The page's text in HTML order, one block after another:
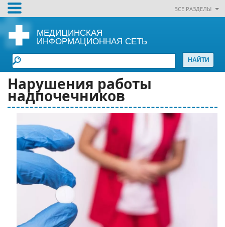
ВСЕ РАЗДЕЛЫ
МЕДИЦИНСКАЯ
ИНФОРМАЦИОННАЯ СЕТЬ
Нарушения работы
надпочечников